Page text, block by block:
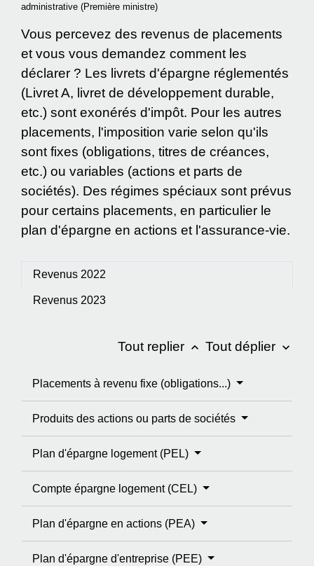
administrative (Première ministre)
Vous percevez des revenus de placements
et vous vous demandez comment les
déclarer ? Les livrets d'épargne réglementés
(Livret A, livret de développement durable,
etc.) sont exonérés d'impôt. Pour les autres
placements, l'imposition varie selon qu'ils
sont fixes (obligations, titres de créances,
etc.) ou variables (actions et parts de
sociétés). Des régimes spéciaux sont prévus
pour certains placements, en particulier le
plan d'épargne en actions et l'assurance-vie.
Revenus 2022
Revenus 2023
Tout replier keyboard_arrow_up Tout déplier keyboard_arrow_down
Placements à revenu fixe (obligations...)
Produits des actions ou parts de sociétés
Plan d'épargne logement (PEL)
Compte épargne logement (CEL)
Plan d'épargne en actions (PEA)
Plan d'épargne d'entreprise (PEE)